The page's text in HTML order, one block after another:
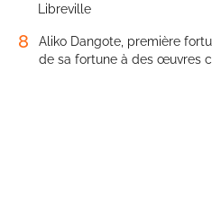
Libreville
8
Aliko Dangote, première
de sa fortune à des œuvres